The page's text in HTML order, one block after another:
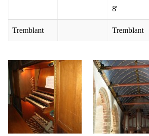
8'
Tremblant Tremblant